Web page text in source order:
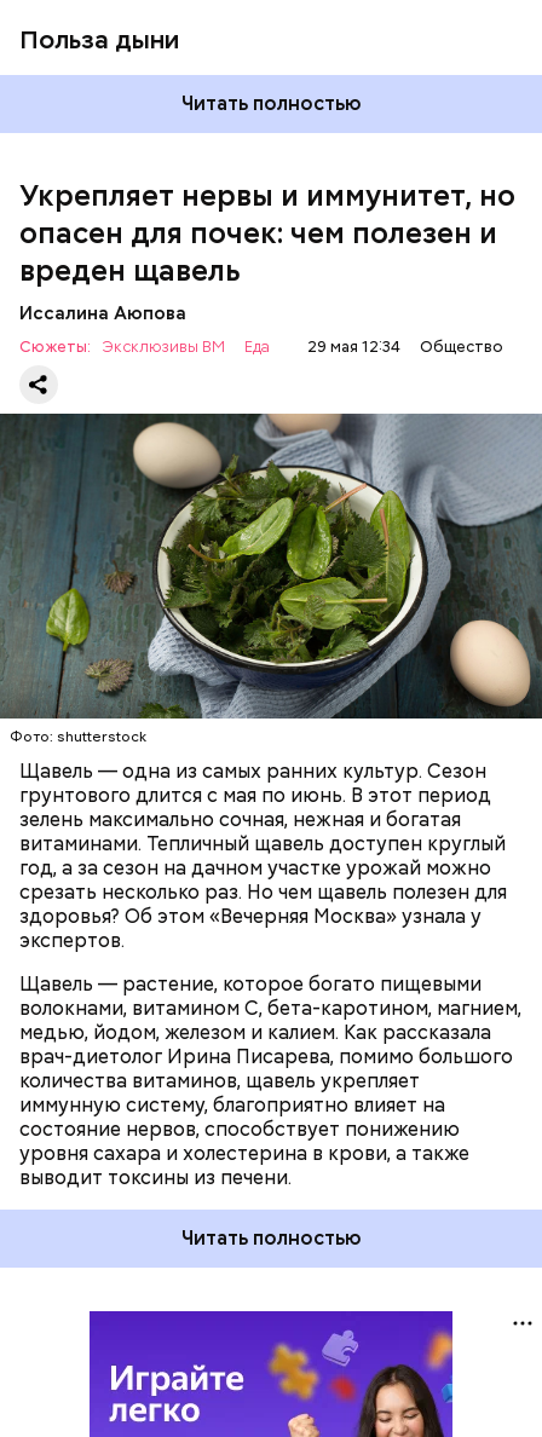
Польза дыни
Читать полностью
Укрепляет нервы и иммунитет, но
опасен для почек: чем полезен и
вреден щавель
Иссалина Аюпова
Сюжеты: Эксклюзивы ВМ Еда 29 мая 12:34 Общество
Фото: shutterstock
Щавель — одна из самых ранних культур. Сезон
грунтового длится с мая по июнь. В этот период
зелень максимально сочная, нежная и богатая
витаминами. Тепличный щавель доступен круглый
год, а за сезон на дачном участке урожай можно
срезать несколько раз. Но чем щавель полезен для
здоровья? Об этом «Вечерняя Москва» узнала у
экспертов.
Щавель — растение, которое богато пищевыми
волокнами, витамином С, бета-каротином, магнием,
медью, йодом, железом и калием. Как рассказала
врач-диетолог Ирина Писарева, помимо большого
количества витаминов, щавель укрепляет
иммунную систему, благоприятно влияет на
состояние нервов, способствует понижению
уровня сахара и холестерина в крови, а также
выводит токсины из печени.
Опасность же щавеля состоит в том, что он
содержит большое количество щавелевой кислоты,
которая может способствовать образованию
— Если человек уже болеет мочекаменной
болезнью, щавель ему не рекомендуется. При
артрите, гастрите, холецистите, синдроме
раздраженного кишечника, язвах и панкреатите
продукт тоже лучше исключить из рациона, —
предупредила врач. — Он может привести к
повышению кислотности желудка и раздражать
слизистые оболочки.
Читать полностью
ЗДОРОВЬЕ ВРАЧИ
РАСТЕНИЯ
ПРОДУКТЫ